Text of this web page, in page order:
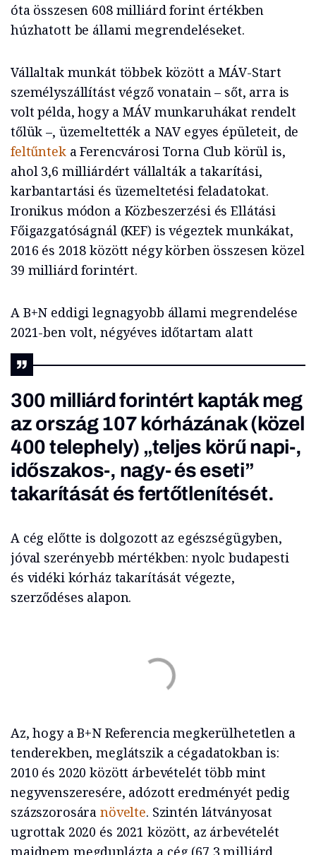
óta összesen 608 milliárd forint értékben
húzhatott be állami megrendeléseket.
Vállaltak munkát többek között a MÁV-Start
személyszállítást végző vonatain – sőt, arra is
volt példa, hogy a MÁV munkaruhákat rendelt
tőlük –, üzemeltették a NAV egyes épületeit, de
feltűnteka Ferencvárosi Torna Club körül is,
ahol 3,6 milliárdért vállalták a takarítási,
karbantartási és üzemeltetési feladatokat.
Ironikus módon a Közbeszerzési és Ellátási
Főigazgatóságnál (KEF) is végeztek munkákat,
2016 és 2018 között négy körben összesen közel
39 milliárd forintért.
A B+N eddigi legnagyobb állami megrendelése
2021-ben volt, négyéves időtartam alatt
300 milliárd forintért kapták meg
az ország 107 kórházának (közel
400 telephely) „teljes körű napi-,
időszakos-, nagy- és eseti”
takarítását és fertőtlenítését.
A cég előtte is dolgozott az egészségügyben,
jóval szerényebb mértékben: nyolc budapesti
és vidéki kórház takarítását végezte,
szerződéses alapon.
Az, hogy a B+N Referencia megkerülhetetlen a
tenderekben, meglátszik a cégadatokban is:
2010 és 2020 között árbevételét több mint
negyvenszeresére, adózott eredményét pedig
százszorosára növelte. Szintén látványosat
ugrottak 2020 és 2021 között, az árbevételét
majdnem megduplázta a cég (67,3 milliárd